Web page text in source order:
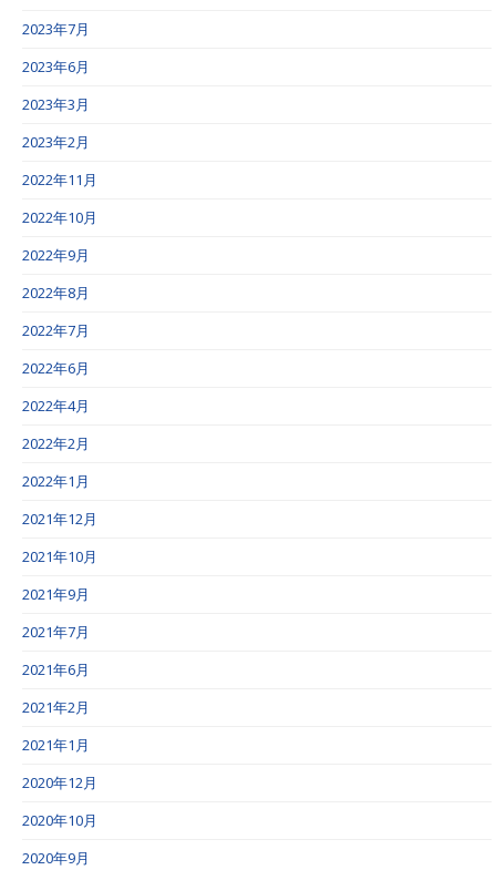
2023年7月
2023年6月
2023年3月
2023年2月
2022年11月
2022年10月
2022年9月
2022年8月
2022年7月
2022年6月
2022年4月
2022年2月
2022年1月
2021年12月
2021年10月
2021年9月
2021年7月
2021年6月
2021年2月
2021年1月
2020年12月
2020年10月
2020年9月